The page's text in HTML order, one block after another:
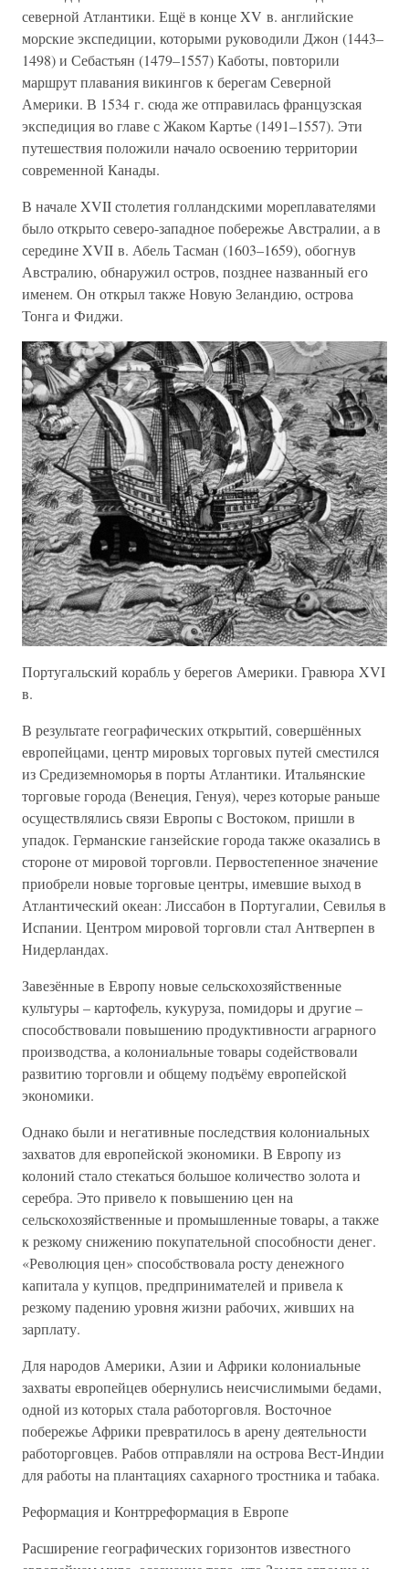
северной Атлантики. Ещё в конце XV в. английские
морские экспедиции, которыми руководили Джон (1443–
1498) и Себастьян (1479–1557) Каботы, повторили
маршрут плавания викингов к берегам Северной
Америки. В 1534 г. сюда же отправилась французская
экспедиция во главе с Жаком Картье (1491–1557). Эти
путешествия положили начало освоению территории
современной Канады.
В начале XVII столетия голландскими мореплавателями
было открыто северо-западное побережье Австралии, а в
середине XVII в. Абель Тасман (1603–1659), обогнув
Австралию, обнаружил остров, позднее названный его
именем. Он открыл также Новую Зеландию, острова
Тонга и Фиджи.
Португальский корабль у берегов Америки. Гравюра XVI
в.
В результате географических открытий, совершённых
европейцами, центр мировых торговых путей сместился
из Средиземноморья в порты Атлантики. Итальянские
торговые города (Венеция, Генуя), через которые раньше
осуществлялись связи Европы с Востоком, пришли в
упадок. Германские ганзейские города также оказались в
стороне от мировой торговли. Первостепенное значение
приобрели новые торговые центры, имевшие выход в
Атлантический океан: Лиссабон в Португалии, Севилья в
Испании. Центром мировой торговли стал Антверпен в
Нидерландах.
Завезённые в Европу новые сельскохозяйственные
культуры – картофель, кукуруза, помидоры и другие –
способствовали повышению продуктивности аграрного
производства, а колониальные товары содействовали
развитию торговли и общему подъёму европейской
экономики.
Однако были и негативные последствия колониальных
захватов для европейской экономики. В Европу из
колоний стало стекаться большое количество золота и
серебра. Это привело к повышению цен на
сельскохозяйственные и промышленные товары, а также
к резкому снижению покупательной способности денег.
«Революция цен» способствовала росту денежного
капитала у купцов, предпринимателей и привела к
резкому падению уровня жизни рабочих, живших на
зарплату.
Для народов Америки, Азии и Африки колониальные
захваты европейцев обернулись неисчислимыми бедами,
одной из которых стала работорговля. Восточное
побережье Африки превратилось в арену деятельности
работорговцев. Рабов отправляли на острова Вест-Индии
для работы на плантациях сахарного тростника и табака.
Реформация и Контрреформация в Европе
Расширение географических горизонтов известного